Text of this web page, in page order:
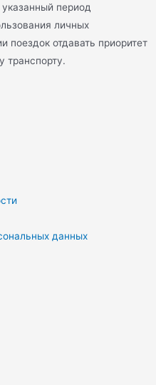
период
личных
поездок отдавать приоритет
транспорту.
данных